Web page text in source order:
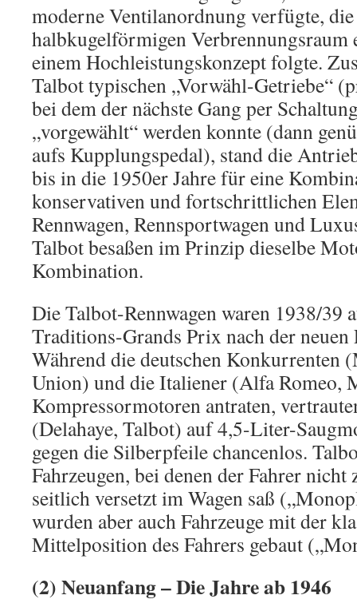
moderne Ventilanordnung verfügte,
halbkugelförmigen
einem Hochleistungskonzept folgte.
Talbot typischen „Vorwähl-Getriebe“
bei dem der nächste Gang per
„vorgewählt“ werden konnte (dann
aufs Kupplungspedal), stand die
bis in die 1950er Jahre für eine
konservativen und fortschrittlichen
Rennwagen, Rennsportwagen und
Talbot besaßen im Prinzip dieselbe
Kombination.
Die Talbot-Rennwagen waren 1938/39
Traditions-Grands Prix nach der neuen
Während die deutschen Konkurrenten
Union) und die Italiener (Alfa Romeo,
Kompressormotoren antraten,
(Delahaye, Talbot) auf 4,5-Liter-
gegen die Silberpfeile chancenlos.
Fahrzeugen, bei denen der Fahrer nicht
seitlich versetzt im Wagen saß
wurden aber auch Fahrzeuge mit der
Mittelposition des Fahrers gebaut
(2) Neuanfang – Die Jahre ab 1946